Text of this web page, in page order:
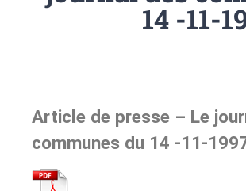
14 -11-
Article de presse – Le
communes du 14 -11-